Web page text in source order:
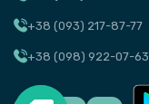
+38 (093) 217-87-77
+38 (098) 922-07-63